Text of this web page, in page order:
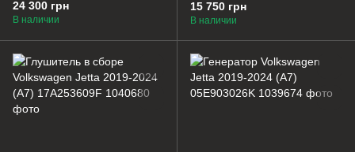
24 300 грн
В наличии
15 750 грн
В наличии